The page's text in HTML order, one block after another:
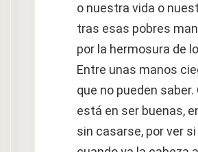
o nuestra vida o
tras esas pobres
por la hermosura de
Entre unas manos
que no pueden
está en ser buenas,
sin casarse, por ver